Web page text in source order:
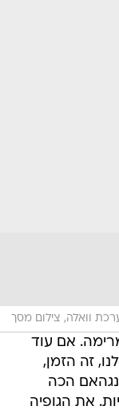
וואלה, צילום מסך
אם עוד
זה הזמן,
הכה
את הגופיה